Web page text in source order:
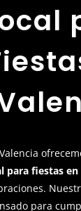
para fiestas en
para